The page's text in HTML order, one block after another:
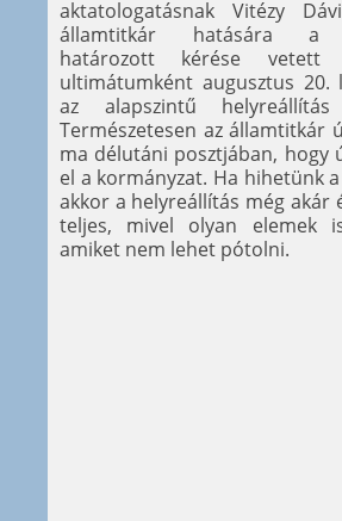
aktatologatásnak Vitézy
államtitkár hatására a
határozott kérése vetett
ultimátumként augusztus 20.
az alapszintű helyreállítás
Természetesen az államtitkár
ma délutáni posztjában, hogy
el a kormányzat. Ha hihetünk
akkor a helyreállítás még akár
teljes, mivel olyan elemek
amiket nem lehet pótolni.